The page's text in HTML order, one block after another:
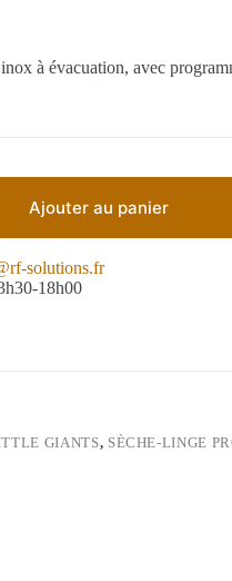
à évacuation, avec
Ajouter au panier
solutions.fr
18h00
GIANTS, SÈCHE-LINGE